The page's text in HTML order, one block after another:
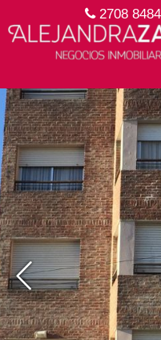
2708 8484